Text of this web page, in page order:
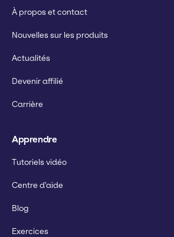
À propos et contact
Nouvelles sur les produits
Actualités
Devenir affilié
Carrière
Apprendre
Tutoriels vidéo
Centre d'aide
Blog
Exercices